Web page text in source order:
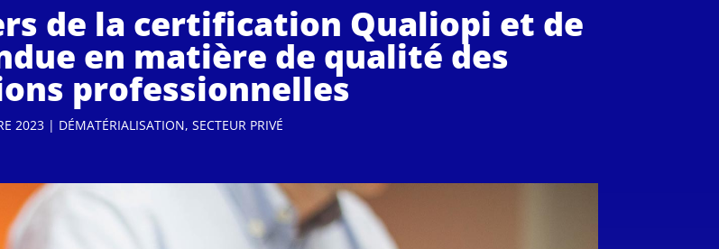
de la certification Qualiopi et de
en matière de qualité des
professionnelles
2023 | DÉMATÉRIALISATION, SECTEUR PRIVÉ